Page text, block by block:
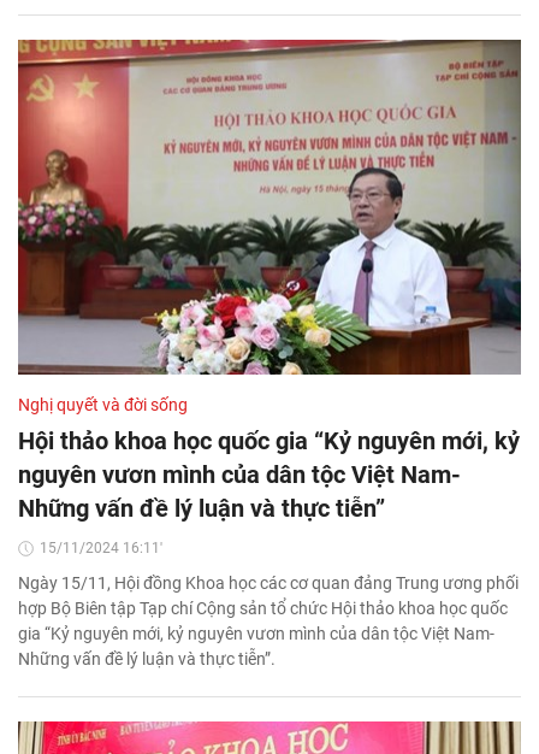
Nghị quyết và đời sống
Hội thảo khoa học quốc gia “Kỷ nguyên mới, kỷ
nguyên vươn mình của dân tộc Việt Nam-
Những vấn đề lý luận và thực tiễn”
15/11/2024 16:11'
Ngày 15/11, Hội đồng Khoa học các cơ quan đảng Trung ương phối
hợp Bộ Biên tập Tạp chí Cộng sản tổ chức Hội thảo khoa học quốc
gia “Kỷ nguyên mới, kỷ nguyên vươn mình của dân tộc Việt Nam-
Những vấn đề lý luận và thực tiễn”.